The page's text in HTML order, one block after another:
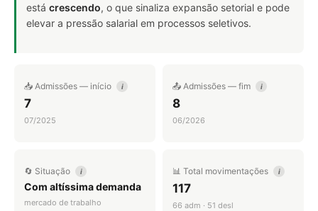
está crescendo, o que sinaliza expansão setorial e pode
elevar a pressão salarial em processos seletivos.
📥 Admissões — início i
7
07/2025
📤 Admissões — fim i
8
06/2026
🔄 Situação i
Com altíssima demanda
mercado de trabalho
📊 Total movimentações i
117
66 adm · 51 desl